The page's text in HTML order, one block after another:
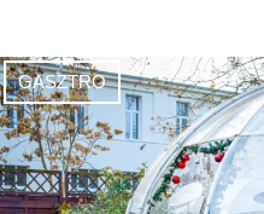
GASZTRO